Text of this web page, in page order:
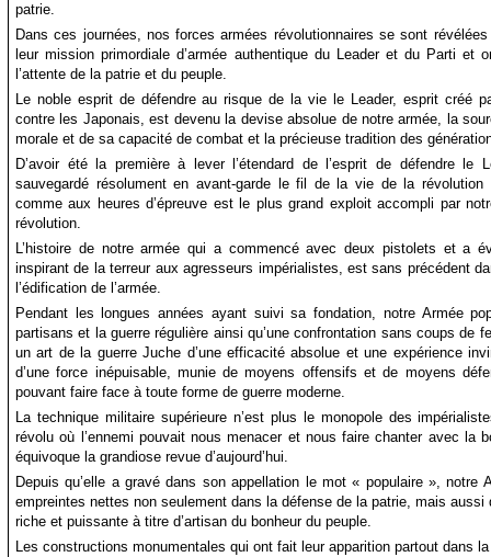
patrie.
Dans ces journées, nos forces armées révolutionnaires se sont
leur mission primordiale d’armée authentique du Leader et du Parti et
l’attente de la patrie et du peuple.
Le noble esprit de défendre au risque de la vie le Leader, esprit créé
contre les Japonais, est devenu la devise absolue de notre armée, la
morale et de sa capacité de combat et la précieuse tradition des
D’avoir été la première à lever l’étendard de l’esprit de défendre
sauvegardé résolument en avant-garde le fil de la vie de la
comme aux heures d’épreuve est le plus grand exploit accompli par
révolution.
L’histoire de notre armée qui a commencé avec deux pistolets et a
inspirant de la terreur aux agresseurs impérialistes, est sans précédent
l’édification de l’armée.
Pendant les longues années ayant suivi sa fondation, notre Armée
partisans et la guerre régulière ainsi qu’une confrontation sans coups de
un art de la guerre Juche d’une efficacité absolue et une expérience
d’une force inépuisable, munie de moyens offensifs et de moyens
pouvant faire face à toute forme de guerre moderne.
La technique militaire supérieure n’est plus le monopole des
révolu où l’ennemi pouvait nous menacer et nous faire chanter avec la
équivoque la grandiose revue d’aujourd’hui.
Depuis qu’elle a gravé dans son appellation le mot « populaire », notre
empreintes nettes non seulement dans la défense de la patrie, mais aussi
riche et puissante à titre d’artisan du bonheur du peuple.
Les constructions monumentales qui ont fait leur apparition partout dans